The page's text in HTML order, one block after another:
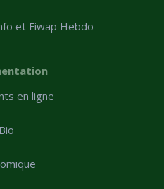
et Fiwap Hebdo
en ligne
Bio